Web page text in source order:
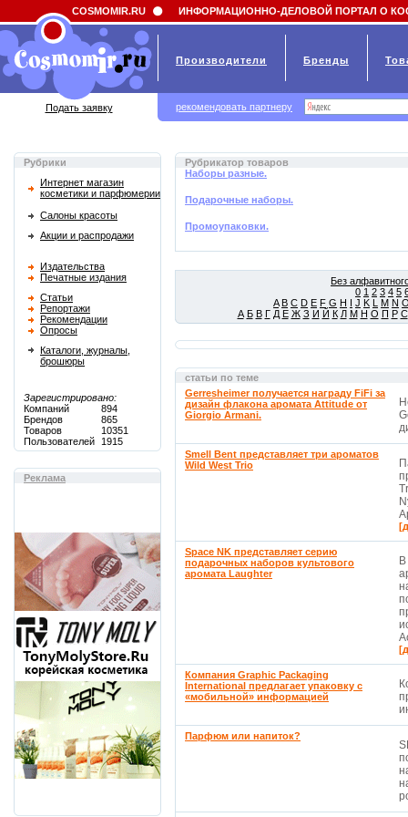
Field 'news_title' doesn't have a default value
Рубрики
Интернет магазин
косметики и парфюмерии
Салоны красоты
Акции и распродажи
Издательства
Печатные издания
Статьи
Репортажи
Рекомендации
Опросы
Каталоги, журналы,
брошюры
Зарегистрировано:
Компаний
894
Брендов
865
Товаров
10351
Пользователей
1915
Реклама
Рубрикатор товаров
Наборы разные.
Подарочные наборы.
Промоупаковки.
Без
0 1 2 3 4 5
A B C D E F G H I J K L M N
А Б В Г Д Е Ж З И Й К Л М Н О П Р С
статьи по теме
Gerresheimer получается награду FiFi за
дизайн флакона аромата Attitude от
Giorgio Armani.
Smell Bent представляет три ароматов
Wild West Trio
Space NK представляет серию
подарочных наборов культового
аромата Laughter
Компания Graphic Packaging
International предлагает упаковку с
«мобильной» информацией
Парфюм или напиток?
COSMOMIR.RU ИНФОРМАЦИОННО-ДЕЛОВОЙ ПОРТАЛ О
Производители Бренды
Подать заявку рекомендовать партнеру